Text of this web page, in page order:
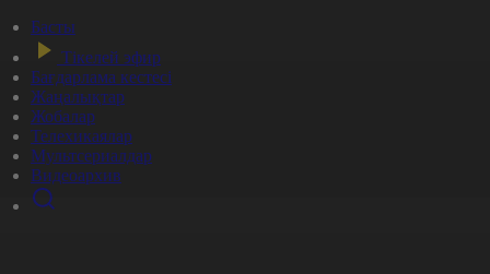
Басты
Тікелей эфир
Бағдарлама кестесі
Жаңалықтар
Жобалар
Телехикаялар
Мультсериалдар
Видеоархив